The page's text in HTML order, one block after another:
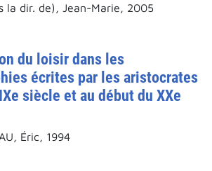
la dir. de), Jean-Marie, 2005
du loisir dans les
écrites par les aristocrates
siècle et au début du XXe
Éric, 1994